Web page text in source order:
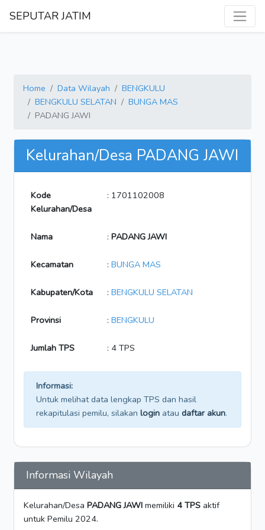
SEPUTAR JATIM
Home Data Wilayah
BENGKULU
BENGKULU SELATAN
BUNGA MAS
PADANG JAWI
Kelurahan/Desa PADANG JAWI
Kode
Kelurahan/Desa
: 1701102008
Nama : PADANG JAWI
Kecamatan : BUNGA MAS
Kabupaten/Kota : BENGKULU SELATAN
Provinsi : BENGKULU
Jumlah TPS : 4 TPS
Informasi:
Untuk melihat data lengkap TPS dan hasil
rekapitulasi pemilu, silakan login atau daftar akun.
Informasi Wilayah
Kelurahan/Desa PADANG JAWI memiliki 4 TPS aktif
untuk Pemilu 2024.